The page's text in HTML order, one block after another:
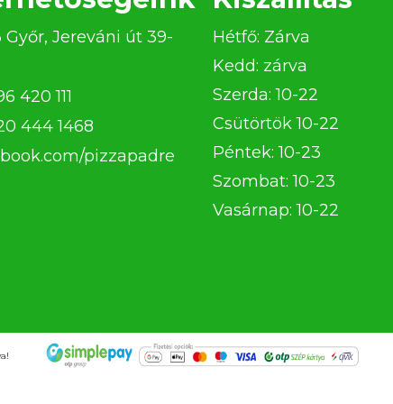
Győr, Jereváni út 39-
420 111
444 1468
pizzapadre
Hétfő: Zárva
Kedd: zárva
Szerda: 10-22
Csütörtök 10-22
Péntek: 10-23
Szombat: 10-23
Vasárnap: 10-22